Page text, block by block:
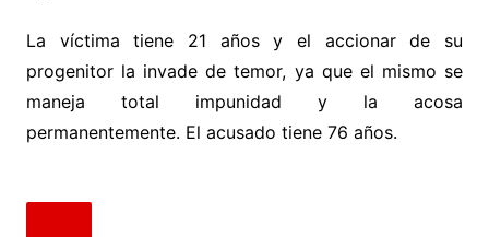
La víctima tiene 21 años y el accionar de su
progenitor la invade de temor, ya que el mismo se
maneja total impunidad y la acosa
permanentemente. El acusado tiene 76 años.